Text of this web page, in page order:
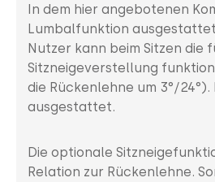
In dem hier angebotenen
Lumbalfunktion
Nutzer kann beim Sitzen die
Sitzneigeverstellung
die Rückenlehne um 3°/
ausgestattet.
Die optionale
Relation zur Rückenlehne.